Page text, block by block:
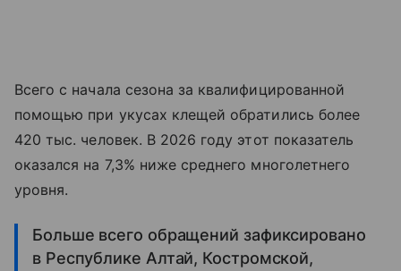
Всего с начала сезона за квалифицированной
помощью при укусах клещей обратились более
420 тыс. человек. В 2026 году этот показатель
оказался на 7,3% ниже среднего многолетнего
уровня.
Больше всего обращений зафиксировано
в Республике Алтай, Костромской,